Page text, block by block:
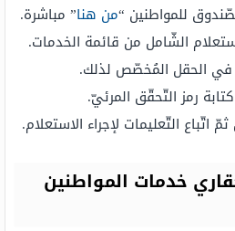
للمواطنين “من هنا” مباشرة.
الشّامل من قائمة الخدمات.
في الحقل المُخصّص لذلك.
رمز التّحقّق المرئيّ.
اتّباع التّعليمات لإجراء الاستعلام.
خدمات المواطنين